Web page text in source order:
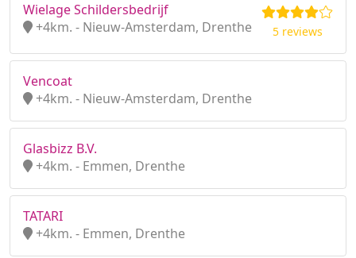
Wielage Schildersbedrijf
+4km. - Nieuw-Amsterdam, Drenthe
5 reviews
Vencoat
+4km. - Nieuw-Amsterdam, Drenthe
Glasbizz B.V.
+4km. - Emmen, Drenthe
TATARI
+4km. - Emmen, Drenthe